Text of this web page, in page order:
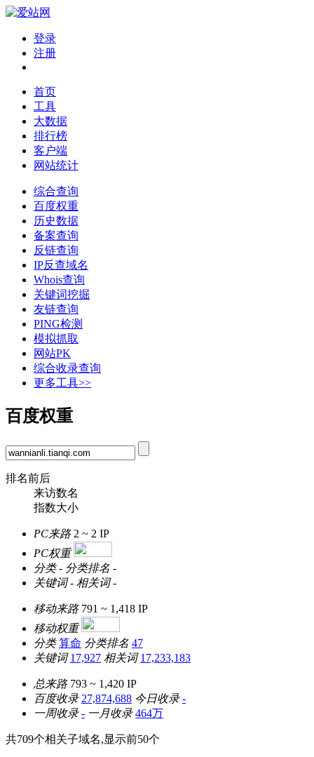
登录
注册
首页
工具
大数据
排行榜
客户端
网站统计
综合查询
百度权重
历史数据
备案查询
反链查询
IP反查域名
Whois查询
关键词挖掘
友链查询
PING检测
模拟抓取
网站PK
综合收录查询
更多工具>>
百度权重
排名前后
来访数名
指数大小
PC来路 2 ~ 2 IP
PC权重
分类 - 分类排名 -
关键词 - 相关词 -
移动来路 791 ~ 1,418 IP
移动权重
分类 算命 分类排名 47
关键词 17,927 相关词 17,233,183
总来路 793 ~ 1,420 IP
百度收录 27,874,688 今日收录 -
一周收录 - 一月收录 464万
共709个相关子域名,显示前50个